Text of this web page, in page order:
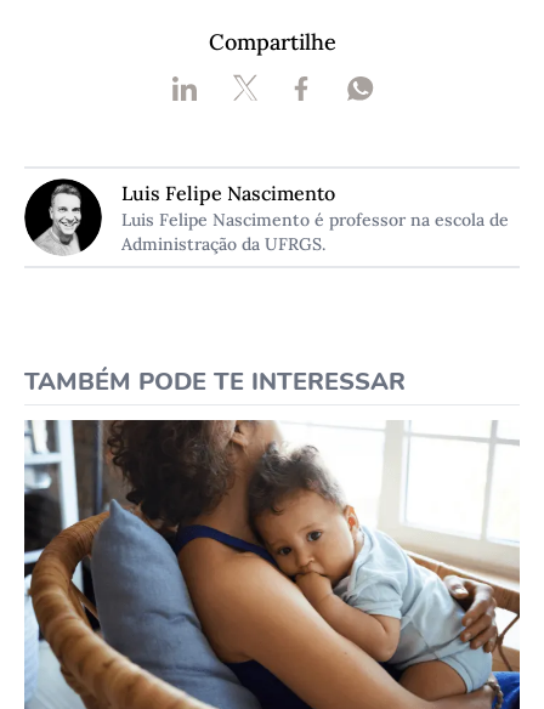
Compartilhe
Luis Felipe Nascimento
Luis Felipe Nascimento é professor na escola de
Administração da UFRGS.
TAMBÉM PODE TE INTERESSAR